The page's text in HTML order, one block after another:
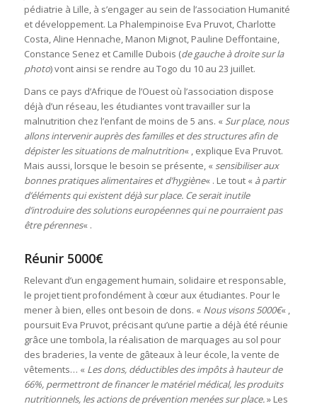
pédiatrie à Lille, à s’engager au sein de l’association Humanité
et développement. La Phalempinoise Eva Pruvot, Charlotte
Costa, Aline Hennache, Manon Mignot, Pauline Deffontaine,
Constance Senez et Camille Dubois (de gauche à droite sur la
photo) vont ainsi se rendre au Togo du 10 au 23 juillet.
Dans ce pays d’Afrique de l’Ouest où l’association dispose
déjà d’un réseau, les étudiantes vont travailler sur la
malnutrition chez l’enfant de moins de 5 ans. « Sur place, nous
allons intervenir auprès des familles et des structures afin de
dépister les situations de malnutrition« , explique Eva Pruvot.
Mais aussi, lorsque le besoin se présente, « sensibiliser aux
bonnes pratiques alimentaires et d’hygiène« . Le tout « à partir
d’éléments qui existent déjà sur place. Ce serait inutile
d’introduire des solutions européennes qui ne pourraient pas
être pérennes« .
Réunir 5000€
Relevant d’un engagement humain, solidaire et responsable,
le projet tient profondément à cœur aux étudiantes. Pour le
mener à bien, elles ont besoin de dons. « Nous visons 5000€« ,
poursuit Eva Pruvot, précisant qu’une partie a déjà été réunie
grâce une tombola, la réalisation de marquages au sol pour
des braderies, la vente de gâteaux à leur école, la vente de
vêtements… « Les dons, déductibles des impôts à hauteur de
66%, permettront de financer le matériel médical, les produits
nutritionnels, les actions de prévention menées sur place.» Les